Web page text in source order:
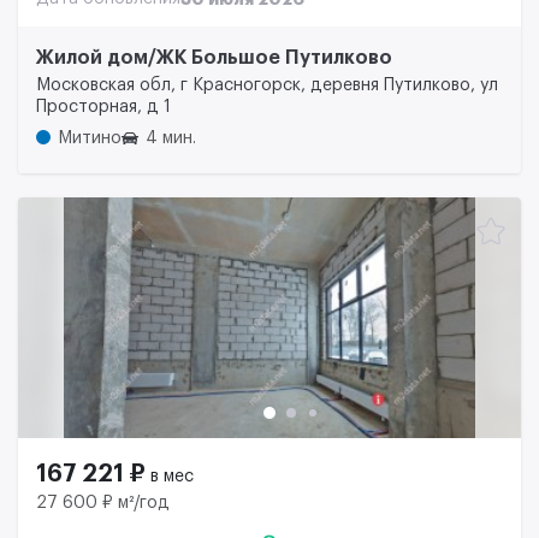
Жилой дом/ЖК Большое Путилково
Московская обл, г Красногорск, деревня Путилково, ул
Просторная, д 1
Митино
4 мин.
167 221 ₽ в мес
27 600 ₽ м²/год